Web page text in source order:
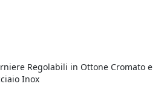
Regolabili in Ottone Cromato e
Inox